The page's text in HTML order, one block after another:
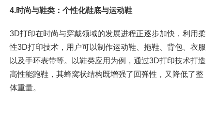
4.时尚与鞋类：个性化鞋底与运动鞋
3D打印在时尚与穿戴领域的发展进程正逐步加快，利用柔
性3D打印技术，用户可以制作运动鞋、拖鞋、背包、衣服
以及手环表带等。以鞋类应用为例，通过3D打印技术打造
高性能跑鞋，其蜂窝状结构既增强了回弹性，又降低了整
体重量。